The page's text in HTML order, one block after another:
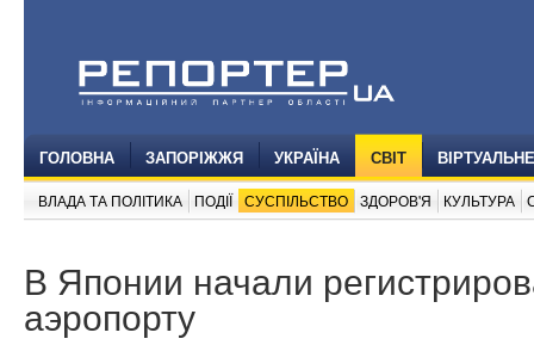
ГОЛОВНА ЗАПОРІЖЖЯ УКРАЇНА СВІТ
ВЛАДА ТА ПОЛІТИКА ПОДІЇ СУСПІЛЬСТВО ЗДОРОВ'Я КУЛЬТУРА
В Японии начали
аэропорту